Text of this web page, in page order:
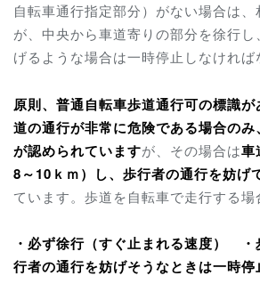
自転車通行指定部分）がない場合は
が、中央から車道寄りの部分を徐行
げるような場合は一時停止しなければ
原則、普通自転車歩道通行可の標識
道の通行が非常に危険である場合のみ
が認められていますが、その場合は車
8～10ｋｍ）し、歩行者の通行を妨げ
ています。歩道を自転車で走行する
・必ず徐行（すぐ止まれる速度）
行者の通行を妨げそうなときは一時停